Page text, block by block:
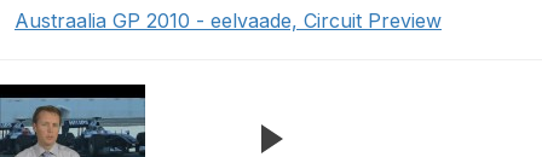
Austraalia GP 2010 - eelvaade, Circuit Preview